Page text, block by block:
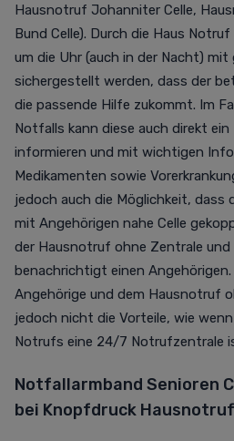
Hausnotruf Johanniter Celle,
Bund Celle). Durch die Haus
um die Uhr (auch in der Nacht) mit
sichergestellt werden, dass der
die passende Hilfe zukommt. Im
Notfalls kann diese auch direkt
informieren und mit wichtigen
Medikamenten sowie
jedoch auch die Möglichkeit,
mit Angehörigen nahe Celle
der Hausnotruf ohne Zentrale
benachrichtigt einen
Angehörige und dem Hausnotruf
jedoch nicht die Vorteile, wie
Notrufs eine 24/7 Notrufzentrale
Notfallarmband Senioren
bei Knopfdruck Hausnotruf